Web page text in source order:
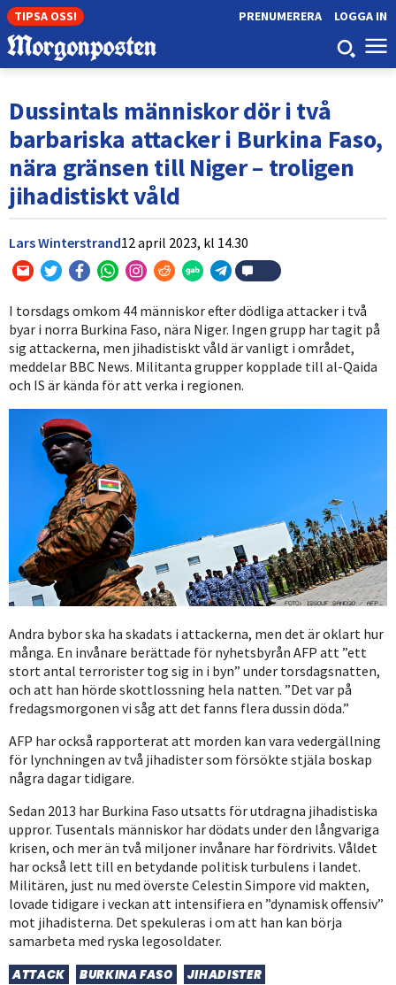
TIPSA OSS! LOGGA IN
PRENUMERERA
Dussintals människor dör i två
barbariska attacker i Burkina Faso,
nära gränsen till Niger – troligen
jihadistiskt våld
Lars Winterstrand12 april 2023, kl 14.30
I torsdags omkom 44 människor efter dödliga attacker i två
byar i norra Burkina Faso, nära Niger. Ingen grupp har tagit på
sig attackerna, men jihadistiskt våld är vanligt i området,
meddelar BBC News. Militanta grupper kopplade till al-Qaida
och IS är kända för att verka i regionen.
Andra bybor ska ha skadats i attackerna, men det är oklart hur
många. En invånare berättade för nyhetsbyrån AFP att ”ett
stort antal terrorister tog sig in i byn” under torsdagsnatten,
och att han hörde skottlossning hela natten. ”Det var på
fredagsmorgonen vi såg att det fanns flera dussin döda.”
AFP har också rapporterat att morden kan vara vedergällning
för lynchningen av två jihadister som försökte stjäla boskap
några dagar tidigare.
Sedan 2013 har Burkina Faso utsatts för utdragna jihadistiska
uppror. Tusentals människor har dödats under den långvariga
krisen, och mer än två miljoner invånare har fördrivits. Våldet
har också lett till en betydande politisk turbulens i landet.
Militären, just nu med överste Celestin Simpore vid makten,
lovade tidigare i veckan att intensifiera en ”dynamisk offensiv”
mot jihadisterna. Det spekuleras i om att han kan börja
samarbeta med ryska legosoldater.
ATTACK BURKINA FASO JIHADISTER